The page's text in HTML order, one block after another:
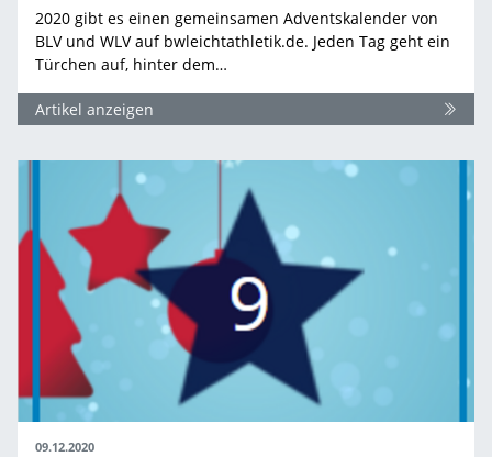
2020 gibt es einen gemeinsamen Adventskalender von
BLV und WLV auf bwleichtathletik.de. Jeden Tag geht ein
Türchen auf, hinter dem…
Artikel anzeigen
09.12.2020